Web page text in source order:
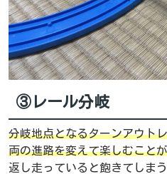
③レール分岐
分岐地点となるターンアウト
両の進路を変えて楽しむこと
返し走っていると飽きてしま